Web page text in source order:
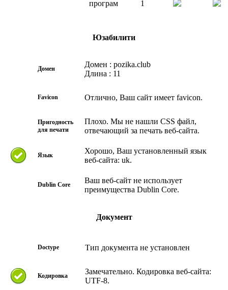
програм 1
Юзабилити
Домен
Домен : pozika.club
Длина : 11
Favicon Отлично, Ваш сайт имеет favicon.
Пригодность
для печати
Плохо. Мы не нашли CSS файл,
отвечающий за печать веб-сайта.
Язык
Хорошо, Ваш установленный язык
веб-сайта: uk.
Dublin Core
Ваш веб-сайт не использует
преимущества Dublin Core.
Документ
Doctype Тип документа не установлен
Кодировка
Замечательно. Кодировка веб-сайта:
UTF-8.